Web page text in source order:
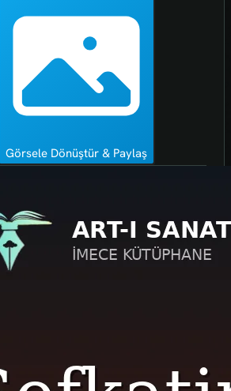
Görsele Dönüştür & Paylaş